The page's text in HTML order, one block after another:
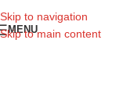
Skip to navigation
Skip to main content
MENU